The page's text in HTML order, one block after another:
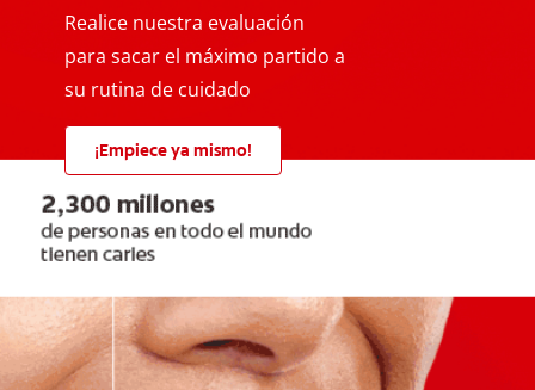
Realice nuestra evaluación
para sacar el máximo partido a
su rutina de cuidado
¡Empiece ya mismo!